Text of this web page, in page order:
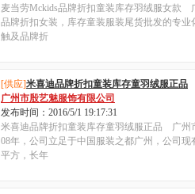
麦当劳Mckids品牌折扣童装库存羽绒服女款
品牌折扣女装，库存童装服装尾货批发的专
触及品牌折
[供应]米喜迪品牌折扣童装库存童羽绒服正品
广州市殷艺魅服饰有限公司
发布时间：2016/5/1 19:17:31
米喜迪品牌折扣童装库存童羽绒服正品 广州
08年，公司立足于中国服装之都广州，公司现
平方，长年